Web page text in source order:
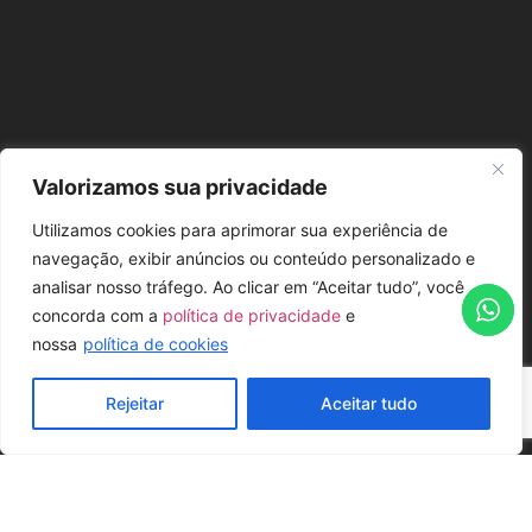
Valorizamos sua privacidade
Utilizamos cookies para aprimorar sua experiência de
navegação, exibir anúncios ou conteúdo personalizado e
analisar nosso tráfego. Ao clicar em “Aceitar tudo”, você
concorda com a política de privacidade e
nossa política de cookies
Rejeitar Aceitar tudo